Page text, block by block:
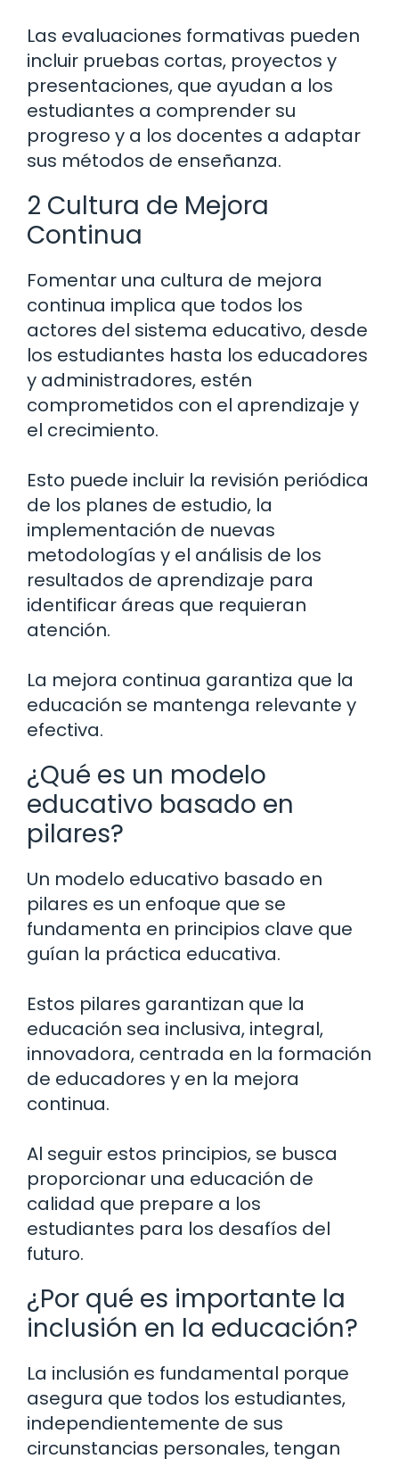
Las evaluaciones formativas pueden
incluir pruebas cortas, proyectos y
presentaciones, que ayudan a los
estudiantes a comprender su
progreso y a los docentes a adaptar
sus métodos de enseñanza.
2 Cultura de Mejora
Continua
Fomentar una cultura de mejora
continua implica que todos los
actores del sistema educativo, desde
los estudiantes hasta los educadores
y administradores, estén
comprometidos con el aprendizaje y
el crecimiento.
Esto puede incluir la revisión periódica
de los planes de estudio, la
implementación de nuevas
metodologías y el análisis de los
resultados de aprendizaje para
identificar áreas que requieran
atención.
La mejora continua garantiza que la
educación se mantenga relevante y
efectiva.
¿Qué es un modelo
educativo basado en
pilares?
Un modelo educativo basado en
pilares es un enfoque que se
fundamenta en principios clave que
guían la práctica educativa.
Estos pilares garantizan que la
educación sea inclusiva, integral,
innovadora, centrada en la formación
de educadores y en la mejora
continua.
Al seguir estos principios, se busca
proporcionar una educación de
calidad que prepare a los
estudiantes para los desafíos del
futuro.
¿Por qué es importante la
inclusión en la educación?
La inclusión es fundamental porque
asegura que todos los estudiantes,
independientemente de sus
circunstancias personales, tengan